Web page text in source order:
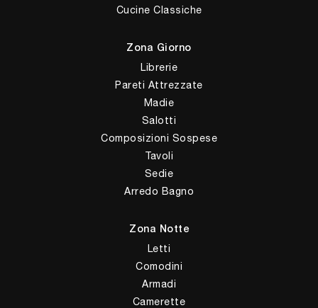
Cucine Classiche
Zona Giorno
Librerie
Pareti Attrezzate
Madie
Salotti
Composizioni Sospese
Tavoli
Sedie
Arredo Bagno
Zona Notte
Letti
Comodini
Armadi
Camerette